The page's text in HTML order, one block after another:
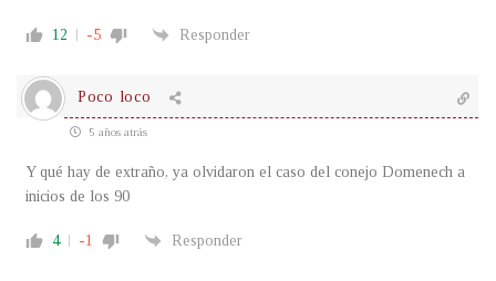
12 -5 Responder
Poco loco
5 años atrás
Y qué hay de extraño, ya olvidaron el caso del conejo Domenech a
inicios de los 90
4 -1 Responder